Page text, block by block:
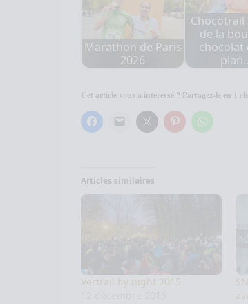
Marathon de Paris
2026
Chocotrail
de la
chocolat
Cet article vous a intéressé ? Partagez-le en 1
Articles similaires
Vertrail by night 2015